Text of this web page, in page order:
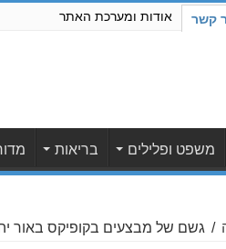
קשר אודות ומערכת האתר
משפט ופלילים בריאות
/ גשם של מבצעים בקופיקס באור